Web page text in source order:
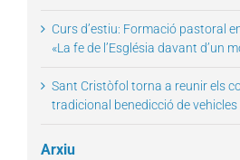
Curs d’estiu: Formació pastoral
«La fe de l’Església davant d’un
Sant Cristòfol torna a reunir els
tradicional benedicció de
Arxiu